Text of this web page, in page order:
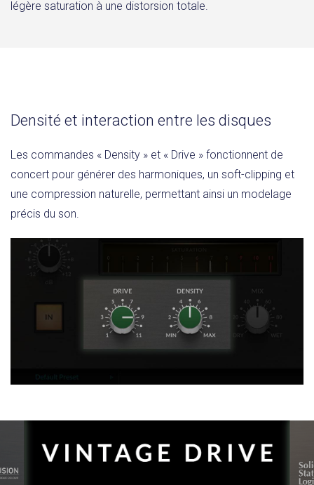
légère saturation à une distorsion totale.
Densité et interaction entre les disques
Les commandes « Density » et « Drive » fonctionnent de
concert pour générer des harmoniques, un soft-clipping et
une compression naturelle, permettant ainsi un modelage
précis du son.